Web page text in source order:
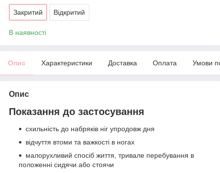
Закритий Відкритий
В наявності
Опис Характеристики Доставка Оплата Умови
Опис
Показання до застосування
схильність до набряків ніг упродовж дня
відчуття втоми та важкості в ногах
малорухливий спосіб життя, тривале перебування в
положенні сидячи або стоячи